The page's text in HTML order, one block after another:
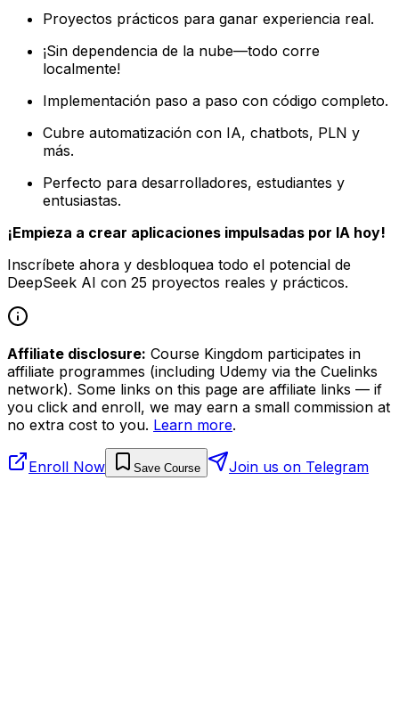
Proyectos prácticos para ganar experiencia real.
¡Sin dependencia de la nube—todo corre
localmente!
Implementación paso a paso con código completo.
Cubre automatización con IA, chatbots, PLN y
más.
Perfecto para desarrolladores, estudiantes y
entusiastas.
¡Empieza a crear aplicaciones impulsadas por IA hoy!
Inscríbete ahora y desbloquea todo el potencial de
DeepSeek AI con 25 proyectos reales y prácticos.
Affiliate disclosure: Course Kingdom participates in
affiliate programmes (including Udemy via the Cuelinks
network). Some links on this page are affiliate links — if
you click and enroll, we may earn a small commission at
no extra cost to you. Learn more.
Enroll Now Save Course Join us on Telegram